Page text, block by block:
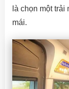
là chọn một
mái.